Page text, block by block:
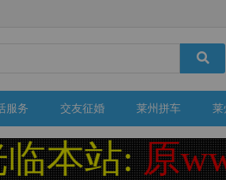
服务 交友征婚 莱州拼车 莱
站: 原